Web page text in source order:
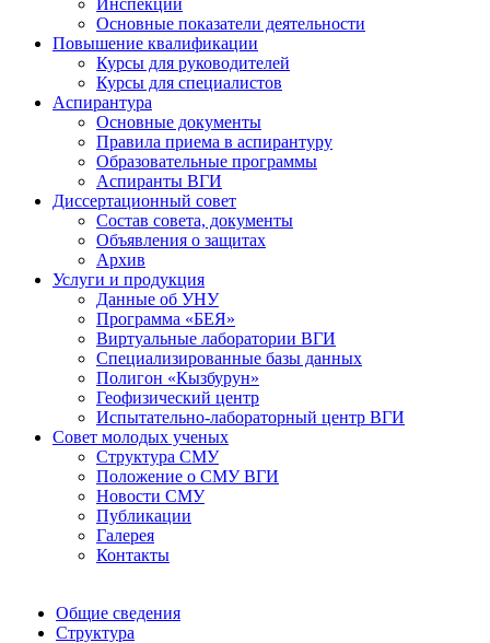
Инспекции
Основные показатели деятельности
Повышение квалификации
Курсы для руководителей
Курсы для специалистов
Аспирантура
Основные документы
Правила приема в аспирантуру
Образовательные программы
Аспиранты ВГИ
Диссертационный совет
Состав совета, документы
Объявления о защитах
Архив
Услуги и продукция
Данные об УНУ
Программа «БЕЯ»
Виртуальные лаборатории ВГИ
Специализированные базы данных
Полигон «Кызбурун»
Геофизический центр
Испытательно-лабораторный центр ВГИ
Совет молодых ученых
Структура СМУ
Положение о СМУ ВГИ
Новости СМУ
Публикации
Галерея
Контакты
Общие сведения
Структура